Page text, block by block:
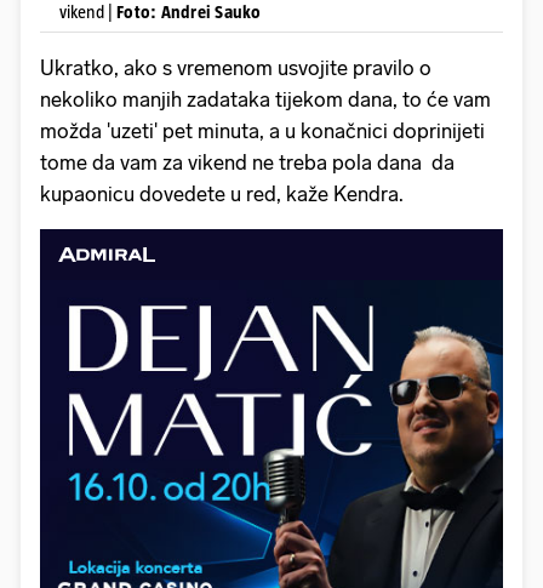
vikend | Foto: Andrei Sauko
Ukratko, ako s vremenom usvojite pravilo o
nekoliko manjih zadataka tijekom dana, to će vam
možda 'uzeti' pet minuta, a u konačnici doprinijeti
tome da vam za vikend ne treba pola dana da
kupaonicu dovedete u red, kaže Kendra.